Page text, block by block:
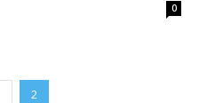
0
2